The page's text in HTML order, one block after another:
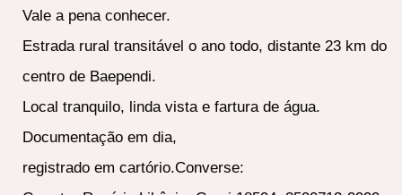
Vale a pena conhecer.
Estrada rural transitável o ano todo, distante 23 km do
centro de Baependi.
Local tranquilo, linda vista e fartura de água.
Documentação em dia,
registrado em cartório.Converse: